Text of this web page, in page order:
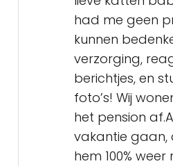
had me geen
kunnen
verzorging,
berichtjes, en
foto’s! Wij
het pension
vakantie
hem 100%